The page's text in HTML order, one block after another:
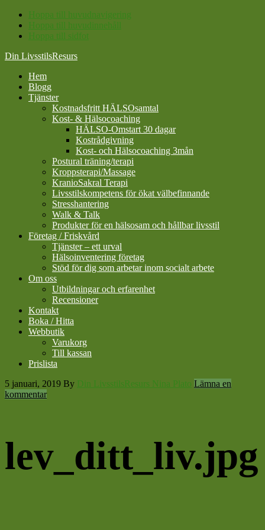
Hoppa till huvudnavigering
Hoppa till huvudinnehåll
Hoppa till sidfot
Din LivsstilsResurs
Hem
Blogg
Tjänster
Kostnadsfritt HÄLSOsamtal
Kost- & Hälsocoaching
HÄLSO-Omstart 30 dagar
Kostrådgivning
Kost- och Hälsocoaching 3mån
Postural träning/terapi
Kroppsterapi/Massage
KranioSakral Terapi
Livsstilskompetens för ökat välbefinnande
Stresshantering
Walk & Talk
Produkter för en hälsosam och hållbar livsstil
Företag / Friskvård
Tjänster – ett urval
Hälsoinventering företag
Stöd för dig som arbetar inom socialt arbete
Om oss
Utbildningar och erfarenhet
Recensioner
Kontakt
Boka / Hitta
Webbutik
Varukorg
Till kassan
Prislista
5 januari, 2019 By Din LivsstilsResurs Nina Plato Lämna en
kommentar
lev_ditt_liv.jpg